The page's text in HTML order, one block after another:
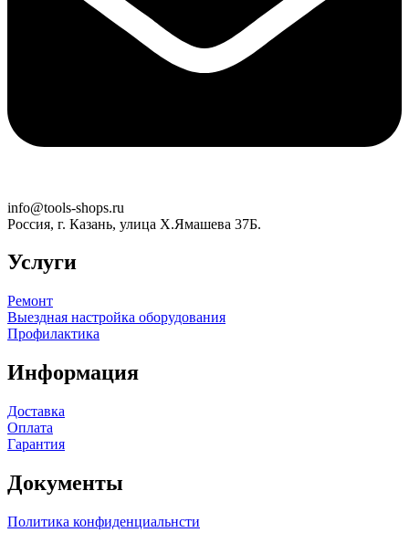
info@tools-shops.ru
Россия, г. Казань, улица Х.Ямашева 37Б.
Услуги
Ремонт
Выездная настройка оборудования
Профилактика
Информация
Доставка
Оплата
Гарантия
Документы
Политика конфиденциальнсти